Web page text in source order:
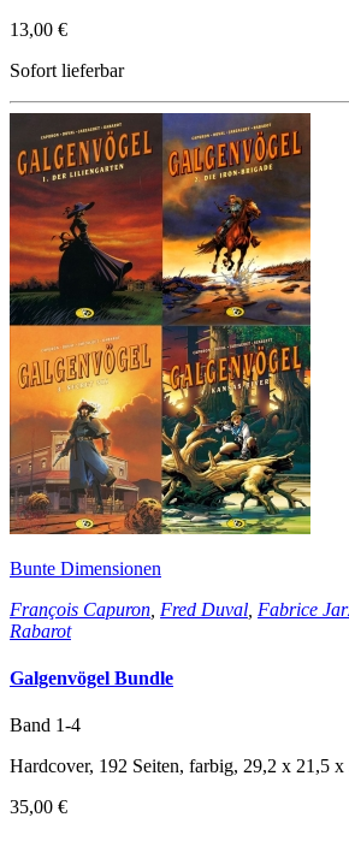
13,00 €
Sofort lieferbar
Bunte Dimensionen
François Capuron Fred Duval Fabrice
Rabarot
Galgenvögel Bundle
Band 1-4
Hardcover, 192 Seiten, farbig, 29,2 x 21,5 x
35,00 €